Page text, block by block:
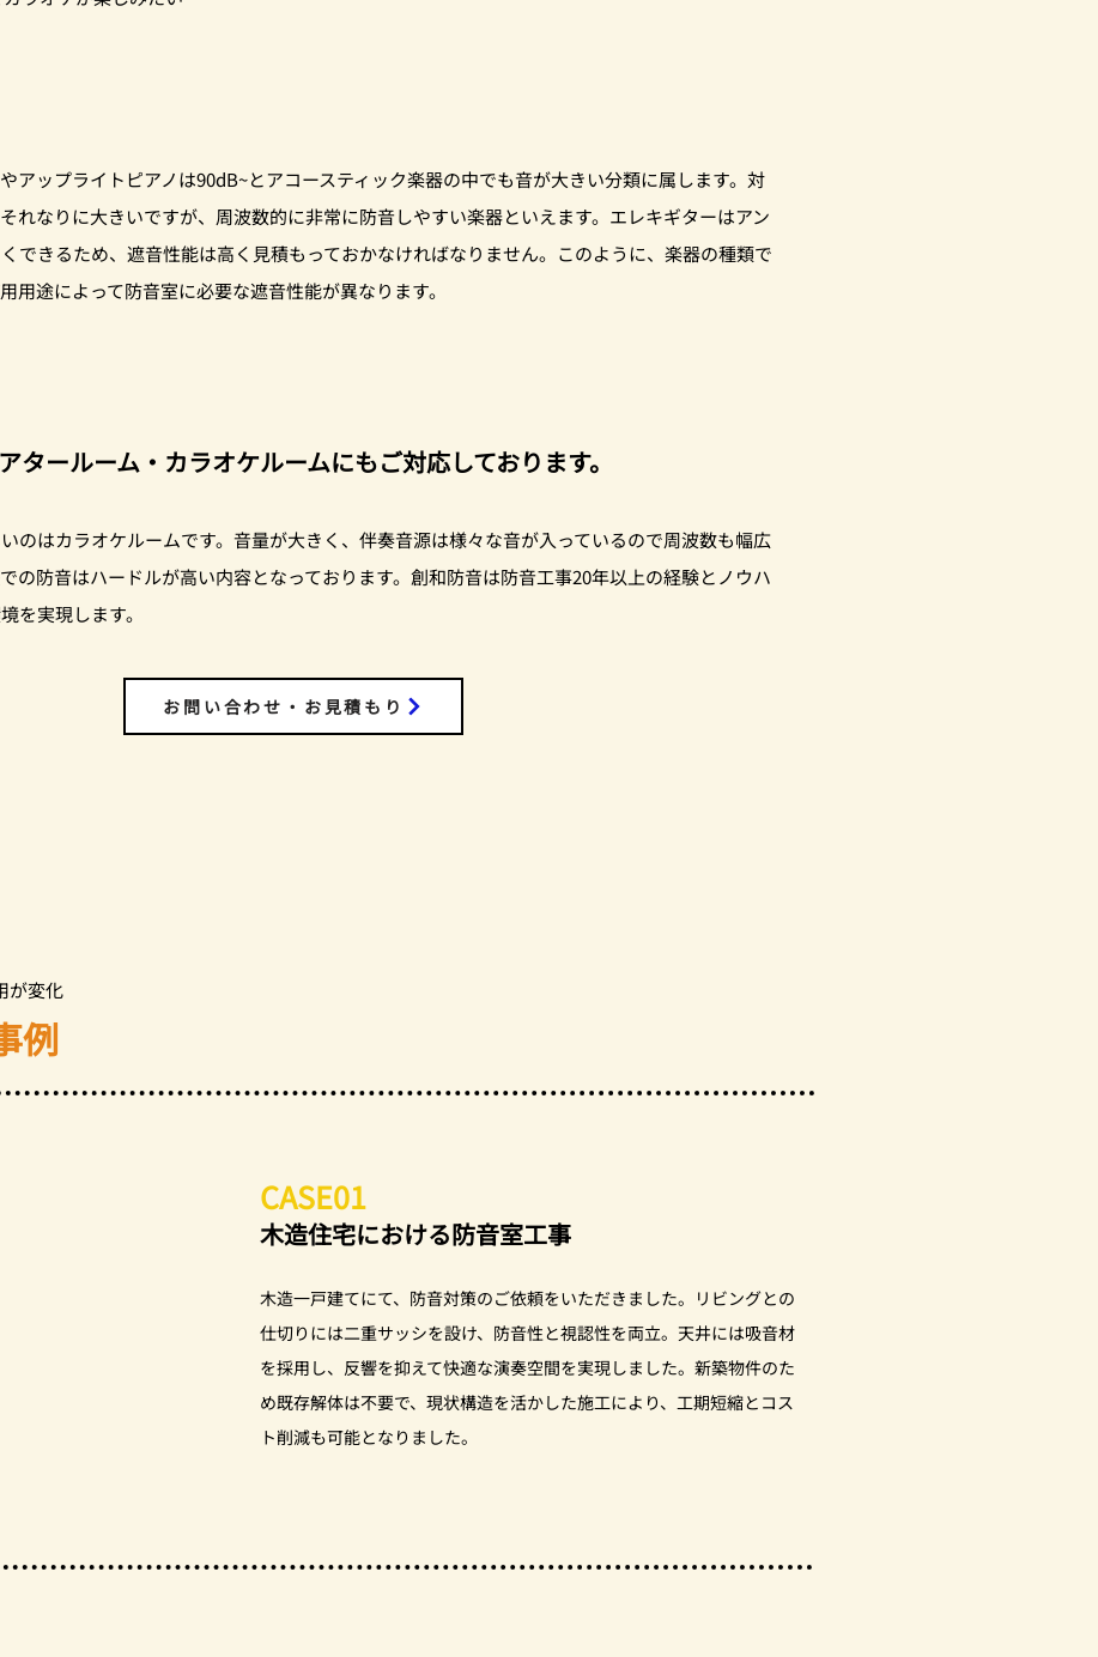
アップライトピアノは90dB~とアコースティック楽器の中でも音が大きい分類に属します。対
れなりに大きいですが、周波数的に非常に防音しやすい楽器といえます。エレキギターはアン
できるため、遮音性能は高く見積もっておかなければなりません。このように、楽器の種類で
用途によって防音室に必要な遮音性能が異なります。
タールーム・カラオケルームにもご対応しております。
のはカラオケルームです。音量が大きく、伴奏音源は様々な音が入っているので周波数も幅広
の防音はハードルが高い内容となっております。創和防音は防音工事20年以上の経験とノウハ
を実現します。
お問い合わせ・お見積もり
CASE01
木造住宅における防音室工事
木造一戸建てにて、防音対策のご依頼をいただきました。リビングとの
仕切りには二重サッシを設け、防音性と視認性を両立。天井には吸音材
を採用し、反響を抑えて快適な演奏空間を実現しました。新築物件のた
め既存解体は不要で、現状構造を活かした施工により、工期短縮とコス
ト削減も可能となりました。
例
が変化